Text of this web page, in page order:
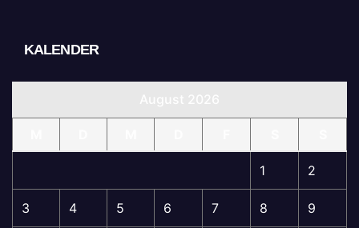
KALENDER
1 2
3 4 5 6 7 8 9